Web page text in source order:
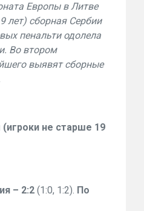
Европы в Литве
лет) сборная Сербии
пенальти одолела
Во втором
выявят сборные
не старше 19
– 2:2 (1:0, 1:2). По